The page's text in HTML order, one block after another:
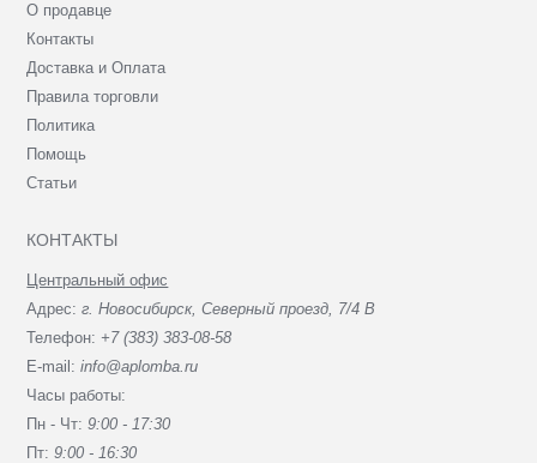
О продавце
Контакты
Доставка и Оплата
Правила торговли
Политика
Помощь
Статьи
КОНТАКТЫ
Центральный офис
Адрес:г. Новосибирск, Северный проезд, 7/4 В
Телефон: +7 (383) 383-08-58
E-mail:info@aplomba.ru
Часы работы:
Пн - Чт:9:00 - 17:30
Пт:9:00 - 16:30